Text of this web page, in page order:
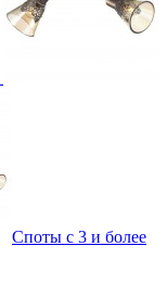
Споты с 3 и более